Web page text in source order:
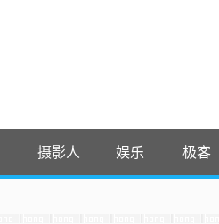
摄影人 娱乐 极客